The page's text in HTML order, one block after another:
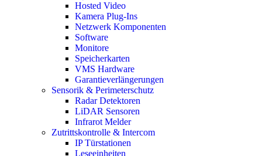
Hosted Video
Kamera Plug-Ins
Netzwerk Komponenten
Software
Monitore
Speicherkarten
VMS Hardware
Garantieverlängerungen
Sensorik & Perimeterschutz
Radar Detektoren
LiDAR Sensoren
Infrarot Melder
Zutrittskontrolle & Intercom
IP Türstationen
Leseeinheiten